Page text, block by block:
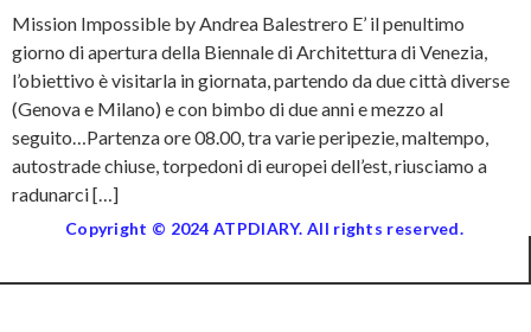
Mission Impossible by Andrea Balestrero E’ il penultimo
giorno di apertura della Biennale di Architettura di Venezia,
l’obiettivo è visitarla in giornata, partendo da due città diverse
(Genova e Milano) e con bimbo di due anni e mezzo al
seguito…Partenza ore 08.00, tra varie peripezie, maltempo,
autostrade chiuse, torpedoni di europei dell’est, riusciamo a
radunarci […]
Copyright © 2024 ATPDIARY. All rights reserved.